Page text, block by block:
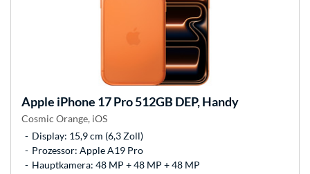
Apple iPhone 17 Pro 512GB DEP, Handy
Cosmic Orange, iOS
Display: 15,9 cm (6,3 Zoll)
Prozessor: Apple A19 Pro
Hauptkamera: 48 MP + 48 MP + 48 MP